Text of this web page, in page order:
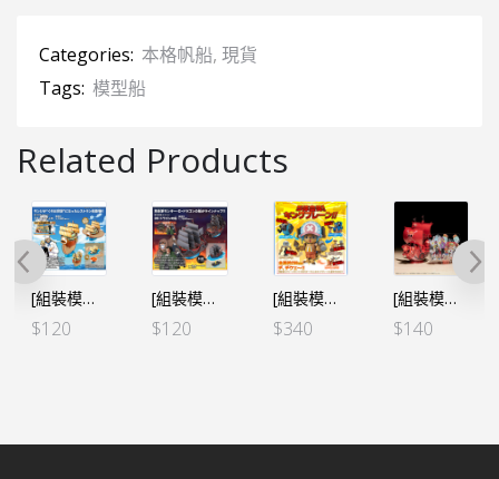
Categories: 本格帆船, 現貨
Tags: 模型船
Related Products
[組裝模型船]GRAND SHIP COLLECTION⑩ 海上餐廳 山治
$120
[組裝模型船]GRAND SHIP COLLECTION⑨ 杜拉剛的船 龍 革命軍
$120
[組裝模型] 索柏 五合一 超級索柏機械人
$340
[組裝模型船] 海賊王 FILM RED 劇場版 – 烈陽號
$140